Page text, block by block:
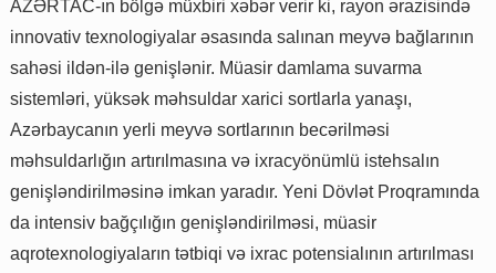
AZƏRTAC-ın bölgə müxbiri xəbər verir ki, rayon ərazisində
innovativ texnologiyalar əsasında salınan meyvə bağlarının
sahəsi ildən-ilə genişlənir. Müasir damlama suvarma
sistemləri, yüksək məhsuldar xarici sortlarla yanaşı,
Azərbaycanın yerli meyvə sortlarının becərilməsi
məhsuldarlığın artırılmasına və ixracyönümlü istehsalın
genişləndirilməsinə imkan yaradır. Yeni Dövlət Proqramında
da intensiv bağçılığın genişləndirilməsi, müasir
aqrotexnologiyaların tətbiqi və ixrac potensialının artırılması